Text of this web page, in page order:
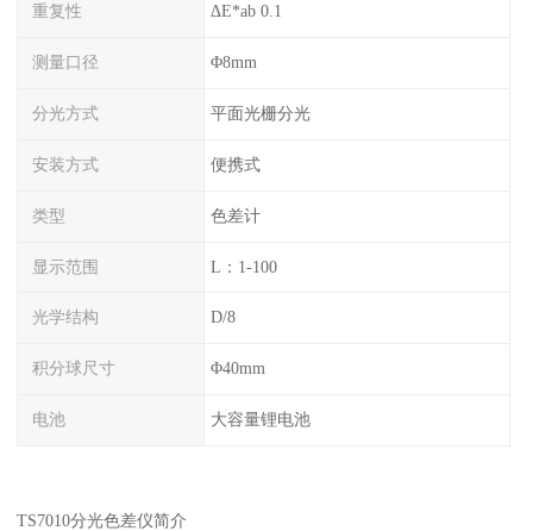
重复性 ΔE*ab 0.1
测量口径 Φ8mm
分光方式 平面光栅分光
安装方式 便携式
类型 色差计
显示范围 L：1-100
光学结构 D/8
积分球尺寸 Φ40mm
电池 大容量锂电池
TS7010分光色差仪简介